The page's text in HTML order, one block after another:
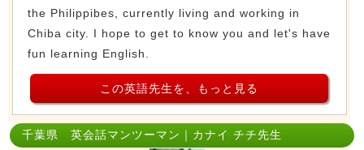
the Philippibes, currently living and working in
Chiba city. I hope to get to know you and let's have
fun learning English.
この英語先生を、もっと見る
千葉県 英会話マンツーマン｜カナイ チチ先生